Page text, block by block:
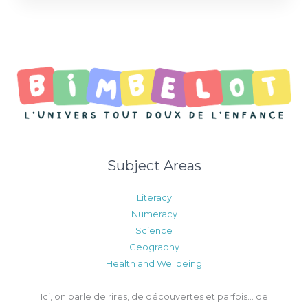
Subject Areas
Literacy
Numeracy
Science
Geography
Health and Wellbeing
Ici, on parle de rires, de découvertes et parfois… de